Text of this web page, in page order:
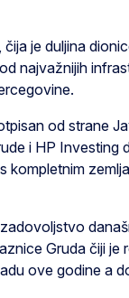
je duljina
najvažnijih
od strane
i HP Investing
kompletnim
Gruda čiji
ove godine a